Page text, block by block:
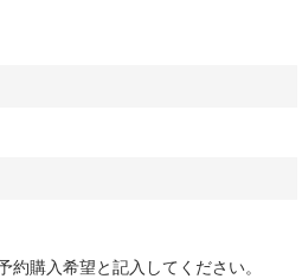
約購入希望と記入してください。